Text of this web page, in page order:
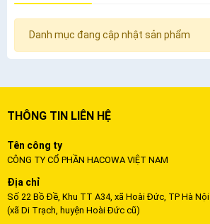
Danh mục đang cập nhật sản phẩm
THÔNG TIN LIÊN HỆ
Tên công ty
CÔNG TY CỔ PHẦN HACOWA VIỆT NAM
Địa chỉ
Số 22 Bồ Đề, Khu TT A34, xã Hoài Đức, TP Hà Nội
(xã Di Trạch, huyện Hoài Đức cũ)